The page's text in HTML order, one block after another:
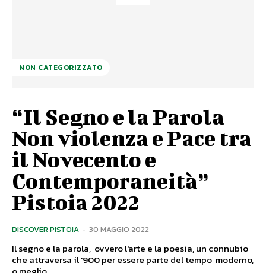
NON CATEGORIZZATO
“Il Segno e la Parola
Non violenza e Pace tra
il Novecento e
Contemporaneità”
Pistoia 2022
DISCOVER PISTOIA - 30 MAGGIO 2022
Il segno e la parola, ovvero l'arte e la poesia, un connubio
che attraversa il '900 per essere parte del tempo moderno,